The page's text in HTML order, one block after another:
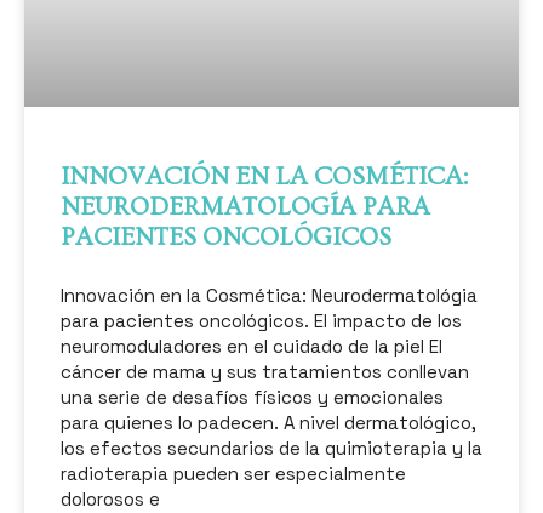
INNOVACIÓN EN LA COSMÉTICA:
NEURODERMATOLOGÍA PARA
PACIENTES ONCOLÓGICOS
Innovación en la Cosmética: Neurodermatológia
para pacientes oncológicos. El impacto de los
neuromoduladores en el cuidado de la piel El
cáncer de mama y sus tratamientos conllevan
una serie de desafíos físicos y emocionales
para quienes lo padecen. A nivel dermatológico,
los efectos secundarios de la quimioterapia y la
radioterapia pueden ser especialmente
dolorosos e